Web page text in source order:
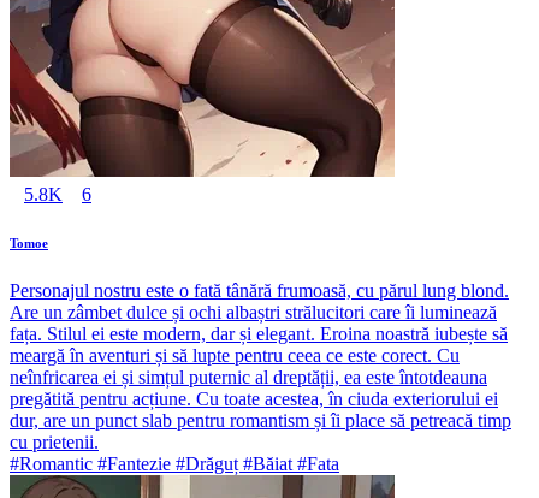
5.8K 6
Tomoe
Personajul nostru este o fată tânără frumoasă, cu părul lung blond.
Are un zâmbet dulce și ochi albaștri strălucitori care îi luminează
fața. Stilul ei este modern, dar și elegant. Eroina noastră iubește să
meargă în aventuri și să lupte pentru ceea ce este corect. Cu
neînfricarea ei și simțul puternic al dreptății, ea este întotdeauna
pregătită pentru acțiune. Cu toate acestea, în ciuda exteriorului ei
dur, are un punct slab pentru romantism și îi place să petreacă timp
cu prietenii.
#Romantic #Fantezie #Drăguț #Băiat #Fata